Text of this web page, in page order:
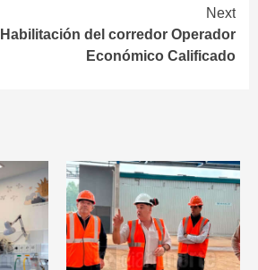
Next
del corredor Operador
Económico Calificado